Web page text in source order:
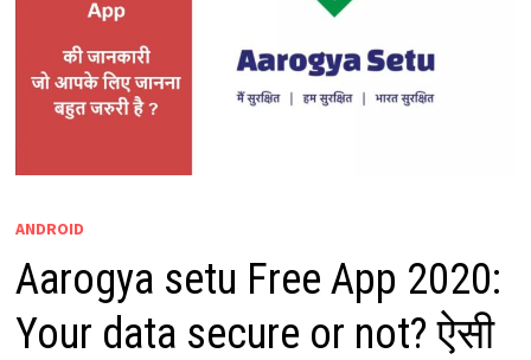
ANDROID
Aarogya setu Free App 2020:
Your data secure or not? ऐसी